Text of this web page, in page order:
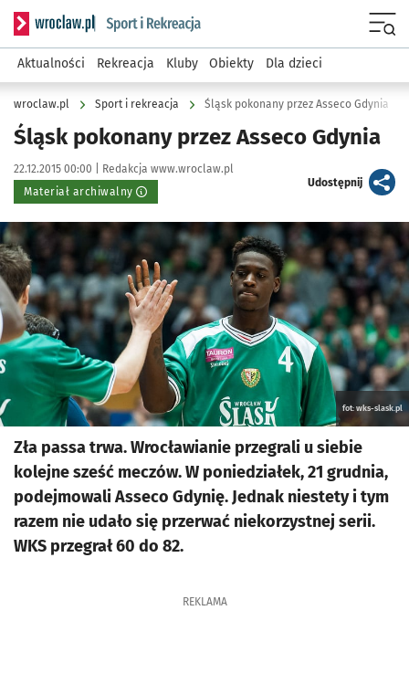
Serwis informacyjny wroclaw.pl podserwis: Sport i rekreacja
Aktualności Rekreacja Kluby Obiekty Dla dzieci
wroclaw.pl Sport i rekreacja Śląsk pokonany przez Asseco Gdynia
Śląsk pokonany przez Asseco Gdynia
Data publikacji:
22.12.2015 00:00 | Autor:
Redakcja www.wroclaw.pl
Materiał archiwalny
Udostępnijartykuł
Kliknij, aby powiększyć
fot: wks-slask.pl
Zła passa trwa. Wrocławianie przegrali u siebie
kolejne sześć meczów. W poniedziałek, 21 grudnia,
podejmowali Asseco Gdynię. Jednak niestety i tym
razem nie udało się przerwać niekorzystnej serii.
WKS przegrał 60 do 82.
REKLAMA